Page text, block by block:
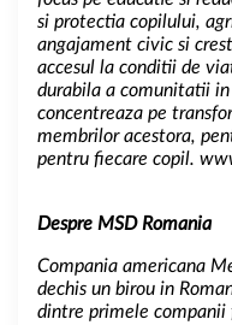
si protectia copilului,
angajament civic si
accesul la conditii de
durabila a comunitatii in
concentreaza pe
membrilor acestora,
pentru fiecare copil.
Despre MSD Romania
Compania americana
dechis un birou in
dintre primele